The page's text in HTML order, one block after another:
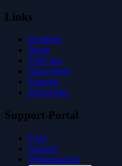
Links
Produkte
Preise
Über uns
Ökosystem
Kunden
Entwickler
Support-Portal
FAQ
Support
Wissensportal